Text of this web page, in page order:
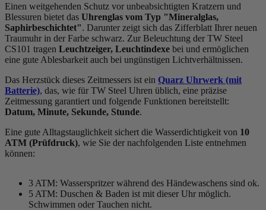
Einen weitgehenden Schutz vor unbeabsichtigten Kratzern und
Blessuren bietet das Uhrenglas vom Typ "Mineralglas,
Saphirbeschichtet". Darunter zeigt sich das Zifferblatt Ihrer neuen
Traumuhr in der Farbe schwarz. Zur Beleuchtung der TW Steel
CS101 tragen Leuchtzeiger, Leuchtindexe bei und ermöglichen
eine gute Ablesbarkeit auch bei ungünstigen Lichtverhältnissen.
Das Herzstück dieses Zeitmessers ist ein Quarz Uhrwerk (mit
Batterie), das, wie für TW Steel Uhren üblich, eine präzise
Zeitmessung garantiert und folgende Funktionen bereitstellt:
Datum, Minute, Sekunde, Stunde.
Eine gute Alltagstauglichkeit sichert die Wasserdichtigkeit von 10
ATM (Prüfdruck), wie Sie der nachfolgenden Liste entnehmen
können:
3 ATM: Wasserspritzer während des Händewaschens sind ok.
5 ATM: Duschen & Baden ist mit dieser Uhr möglich.
Schwimmen oder Tauchen nicht.